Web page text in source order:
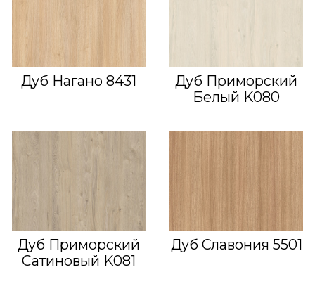
Дуб Нагано 8431
Дуб Приморский
Белый K080
Дуб Приморский
Сатиновый K081
Дуб Славония 5501